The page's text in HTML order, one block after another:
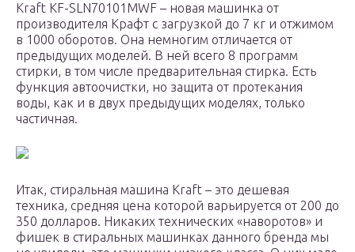
Kraft KF-SLN70101MWF – новая машинка от
производителя Крафт с загрузкой до 7 кг и отжимом
в 1000 оборотов. Она немногим отличается от
предыдущих моделей. В ней всего 8 программ
стирки, в том числе предварительная стирка. Есть
функция автоочистки, но защита от протекания
воды, как и в двух предыдущих моделях, только
частичная.
Итак, стиральная машина Kraft – это дешевая
техника, средняя цена которой варьируется от 200 до
350 долларов. Никаких технических «наворотов» и
фишек в стиральных машинках данного бренда мы